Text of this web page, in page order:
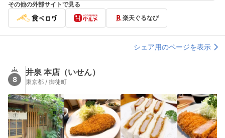
その他の外部サイトで見る
楽天ぐるなび
シェア用のページを表示
8
井泉 本店（いせん）
東京都 / 御徒町